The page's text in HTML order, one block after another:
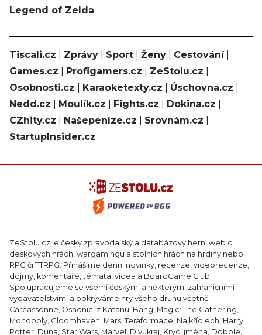
Legend of Zelda
Tiscali.cz Zprávy Sport Ženy Cestování|
Games.cz
Profigamers.cz ZeStolu.cz
Osobnosti.cz
Karaoketexty.cz Úschovna.cz
Nedd.cz
Moulík.cz Fights.cz Dokina.cz
CZhity.cz
Našepeníze.cz Srovnám.cz
StartupInsider.cz
ZeStolu.cz je český zpravodajský a databázový herní web o
deskových hrách, wargamingu a stolních hrách na hrdiny neboli
RPG či TTRPG. Přinášíme denní novinky, recenze, videorecenze,
dojmy, komentáře, témata, videa a BoardGame Club.
Spolupracujeme se všemi českými a některými zahraničními
vydavatelstvími a pokrýváme hry všeho druhu včetně
Carcassonne, Osadníci z Katanu, Bang, Magic: The Gathering,
Monopoly, Gloomhaven, Mars: Teraformace, Na křídlech, Harry
Potter, Duna, Star Wars, Marvel, Divukraj, Krycí jména, Dobble,